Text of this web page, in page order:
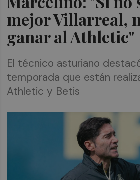
mejor Villarreal,
ganar al Athletic"
El técnico asturiano
temporada que están
Athletic y Betis